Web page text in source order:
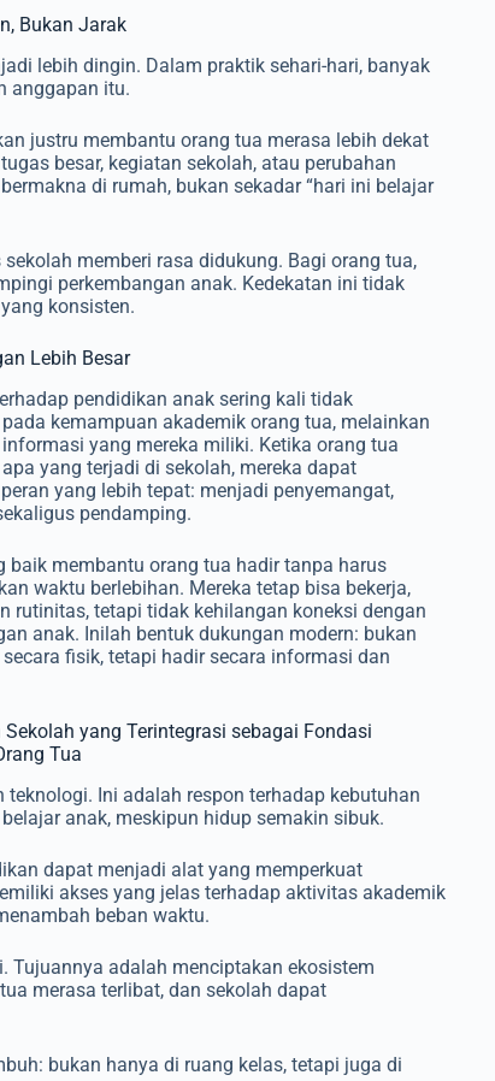
Bukan Jarak
lebih dingin. Dalam praktik sehari-hari, banyak
anggapan itu.
justru membantu orang tua merasa lebih dekat
besar, kegiatan sekolah, atau perubahan
di rumah, bukan sekadar “hari ini belajar
memberi rasa didukung. Bagi orang tua,
perkembangan anak. Kedekatan ini tidak
konsisten.
Lebih Besar
pendidikan anak sering kali tidak
kemampuan akademik orang tua, melainkan
yang mereka miliki. Ketika orang tua
yang terjadi di sekolah, mereka dapat
yang lebih tepat: menjadi penyemangat,
pendamping.
baik membantu orang tua hadir tanpa harus
waktu berlebihan. Mereka tetap bisa bekerja,
rutinitas, tetapi tidak kehilangan koneksi dengan
anak. Inilah bentuk dukungan modern: bukan
fisik, tetapi hadir secara informasi dan
yang Terintegrasi sebagai Fondasi
Tua
Ini adalah respon terhadap kebutuhan
anak, meskipun hidup semakin sibuk.
dapat menjadi alat yang memperkuat
akses yang jelas terhadap aktivitas akademik
beban waktu.
Tujuannya adalah menciptakan ekosistem
merasa terlibat, dan sekolah dapat
bukan hanya di ruang kelas, tetapi juga di